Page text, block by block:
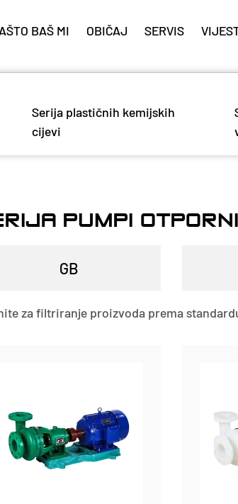
BAŠ MI OBIČAJ SERVIS
Serija plastičnih kemijskih
cijevi
PUMPI
za filtriranje proizvoda prema